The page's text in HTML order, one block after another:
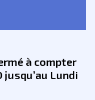
à compter
Lundi